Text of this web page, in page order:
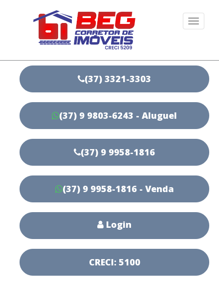
(37) 3321-3303
(37) 9 9803-6243 - Aluguel
(37) 9 9958-1816
(37) 9 9958-1816 - Venda
Login
CRECI: 5100